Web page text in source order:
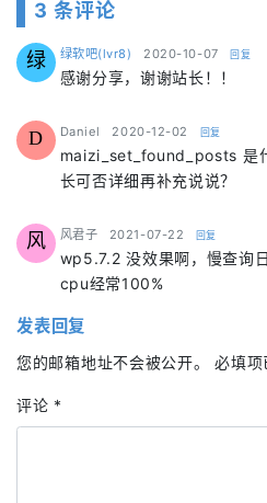
3 条评论
绿 绿软吧(lvr8) says:
2020-10-07 回复
感谢分享，谢谢站长！！
D Daniel says:
2020-12-02 回复
maizi_set_found_posts 是
长可否详细再补充说说？
风 风君子 says:
2021-07-22 回复
wp5.7.2 没效果啊，慢查询
cpu经常100%
发表回复
您的邮箱地址不会被公开。 必填项
评论 *